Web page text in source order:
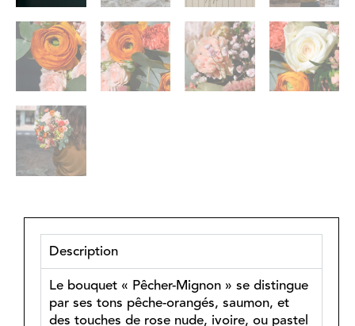
Description
Le bouquet « Pêcher-Mignon » se distingue
par ses tons pêche-orangés, saumon, et
des touches de rose nude, ivoire, ou pastel